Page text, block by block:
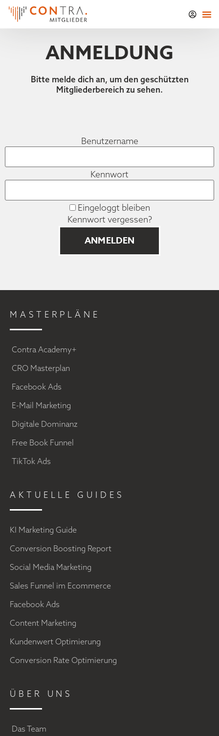
ANMELDUNG
Bitte melde dich an, um den geschützten
Mitgliederbereich zu sehen.
Benutzername
Kennwort
Eingeloggt bleiben
Kennwort vergessen?
MASTERPLÄNE
Contra Academy+
CRO Masterplan
Facebook Ads
E-Mail Marketing
Digitale Dominanz
Free Book Funnel
TikTok Ads
AKTUELLE GUIDES
KI Marketing Guide
Conversion Boosting Report
Social Media Marketing
Sales Funnel im Ecommerce
Facebook Ads
Content Marketing
Kundenwert Optimierung
Conversion Rate Optimierung
ÜBER UNS
Das Team